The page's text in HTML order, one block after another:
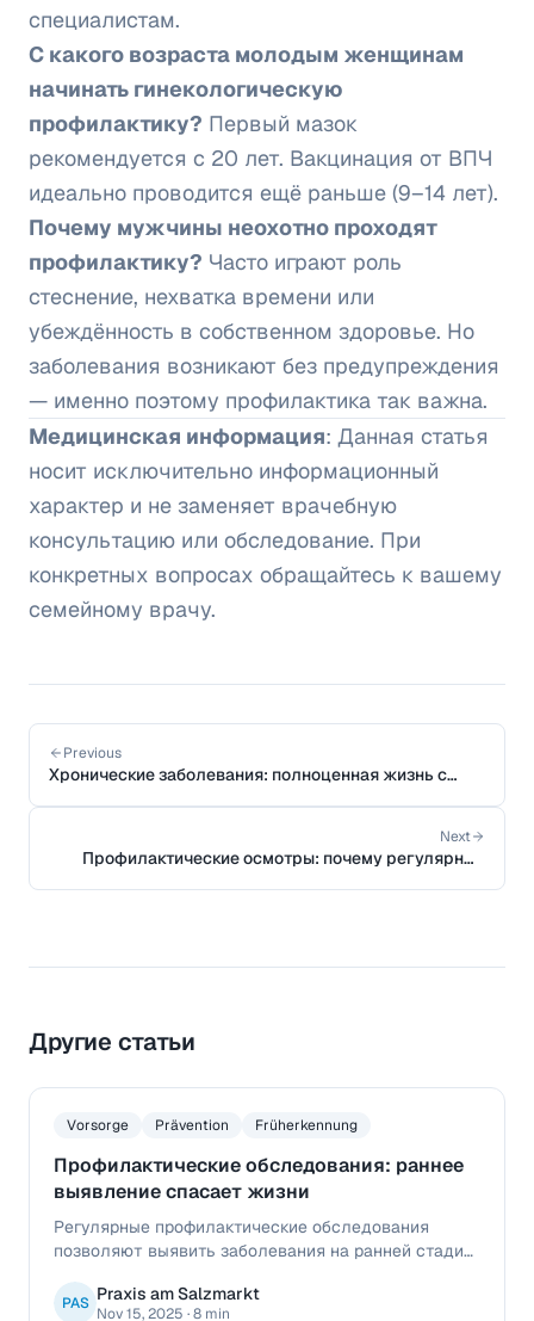
специалистам.
С какого возраста молодым женщинам
начинать гинекологическую
профилактику? Первый мазок
рекомендуется с 20 лет. Вакцинация от ВПЧ
идеально проводится ещё раньше (9–14 лет).
Почему мужчины неохотно проходят
профилактику? Часто играют роль
стеснение, нехватка времени или
убеждённость в собственном здоровье. Но
заболевания возникают без предупреждения
— именно поэтому профилактика так важна.
Медицинская информация: Данная статья
носит исключительно информационный
характер и не заменяет врачебную
консультацию или обследование. При
конкретных вопросах обращайтесь к вашему
семейному врачу.
Previous
Хронические заболевания: полноценная жизнь с
Next
Профилактические осмотры: почему регулярные
Другие статьи
Vorsorge Prävention Früherkennung
Профилактические обследования: раннее
выявление спасает жизни
Регулярные профилактические обследования
позволяют выявить заболевания на ранней стадии
какие чекапы рекомендованы именно вам и как
PAS Praxis am Salzmarkt
Nov 15, 2025 ·8 min